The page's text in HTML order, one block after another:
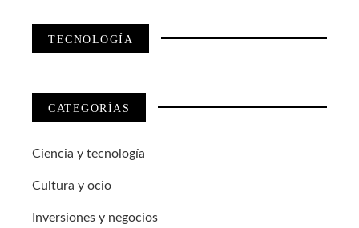
TECNOLOGÍA
CATEGORÍAS
Ciencia y tecnología
Cultura y ocio
Inversiones y negocios